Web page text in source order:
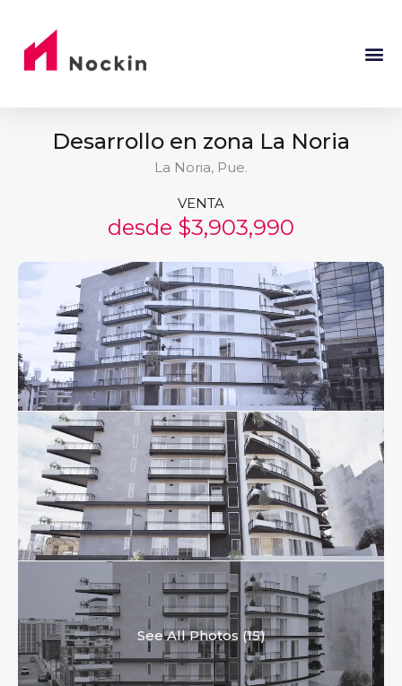
Desarrollo en zona La Noria
La Noria, Pue.
VENTA
desde $3,903,990
See All Photos (15)